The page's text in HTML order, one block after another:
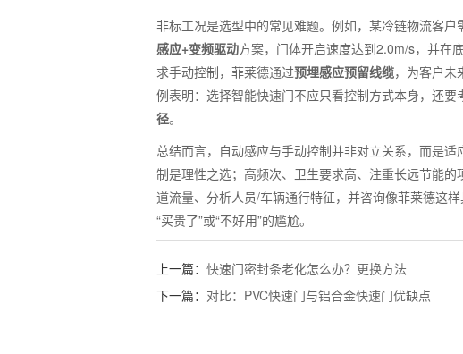
非标工况是选型中的常见难题。例如，某冷链物流客
感应+变频驱动方案，门体开启速度达到2.0m/s，并在
求手动控制，菲莱德通过预埋感应预留线缆，为客户未
例表明：选择智能快速门不应只看控制方式本身，还要
径。
总结而言，自动感应与手动控制并非对立关系，而是
制是理性之选；高频次、卫生要求高、注重长远节能
道流量、分析人员/车辆通行特征，并咨询像菲莱德这
“买贵了”或“不好用”的尴尬。
上一篇： 快速门密封条老化怎么办？更换方法
下一篇： 对比：PVC快速门与铝合金快速门优缺点